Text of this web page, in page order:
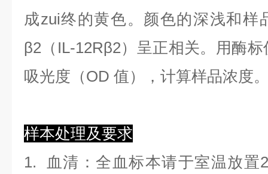
成zui终的黄色。颜色的深浅和样
β2（IL-12Rβ2）呈正相关。用酶
吸光度（OD 值），计算样品浓度
样本处理及要求
1.
血清 ：全血标本请于室温放